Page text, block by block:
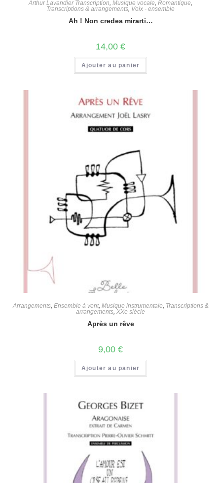
Arthur Lavandier Transcription, Musique vocale, Romantique,
Transcriptions & arrangements, Voix - ensemble
Ah ! Non credea mirarti…
14,00 €
Ajouter au panier
Arrangements, Ensemble à vent, Musique instrumentale, Transcriptions &
arrangements, XXe siècle
Après un rêve
9,00 €
Ajouter au panier